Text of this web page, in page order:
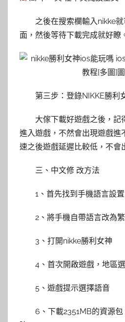
之後在搜索欄輸入nikke
面，然後等待下載完成就好瞭
第三步：登錄NIKKE勝利
大傢下載好遊戲之後，記
進入遊戲，不然會出現遊戲進
速之後遊戲延遲比較低，不會
三、中文修 改方法
1、首先找到手機語言設置
2、將手機自帶語言改為
3、打開nikke勝利女神
4、首次開啟遊戲，地區
5、遊戲提示選擇語音
6、下載2351MB的資源